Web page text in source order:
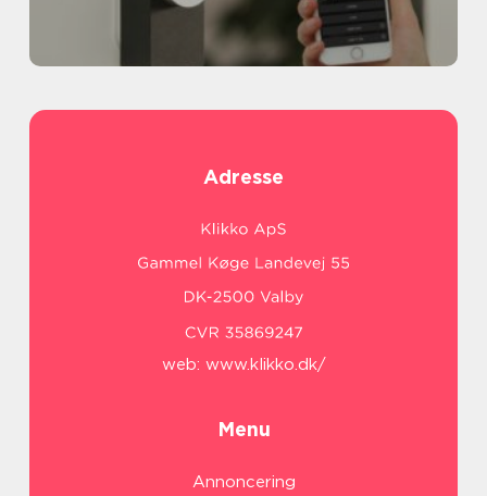
Adresse
web: www.klikko.dk/
Menu
Annoncering